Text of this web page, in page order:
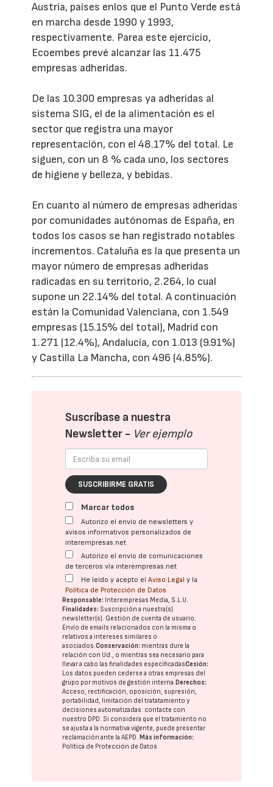
Austria, países enlos que el Punto Verde está
en marcha desde 1990 y 1993,
respectivamente. Parea este ejercicio,
Ecoembes prevé alcanzar las 11.475
empresas adheridas.
De las 10.300 empresas ya adheridas al
sistema SIG, el de la alimentación es el
sector que registra una mayor
representación, con el 48.17% del total. Le
siguen, con un 8 % cada uno, los sectores
de higiene y belleza, y bebidas.
En cuanto al número de empresas adheridas
por comunidades autónomas de España, en
todos los casos se han registrado notables
incrementos. Cataluña es la que presenta un
mayor número de empresas adheridas
radicadas en su territorio, 2.264, lo cual
supone un 22.14% del total. A continuación
están la Comunidad Valenciana, con 1.549
empresas (15.15% del total), Madrid con
1.271 (12.4%), Andalucía, con 1.013 (9.91%)
y Castilla La Mancha, con 496 (4.85%).
Suscríbase a nuestra
Newsletter - Ver ejemplo
SUSCRIBIRME GRATIS
Marcar todos
Autorizo el envío de newsletters y
avisos informativos personalizados de
interempresas.net
Autorizo el envío de comunicaciones
de terceros vía interempresas.net
He leído y acepto elAviso Legal y la
Política de Protección de Datos
Responsable: Interempresas Media, S.L.U.
Finalidades: Suscripción a nuestra(s)
newsletter(s). Gestión de cuenta de usuario.
Envío de emails relacionados con la misma o
relativos a intereses similares o
asociados.Conservación: mientras dure la
relación con Ud., o mientras sea necesario para
llevar a cabo las finalidades especificadasCesión:
Los datos pueden cederse a otras empresas del
grupo por motivos de gestión interna. Derechos:
Acceso, rectificación, oposición, supresión,
portabilidad, limitación del tratatamiento y
decisiones automatizadas: contacte con
nuestro DPD. Si considera que el tratamiento no
se ajusta a la normativa vigente, puede presentar
reclamación ante laAEPD. Más información:
Política de Protección de Datos